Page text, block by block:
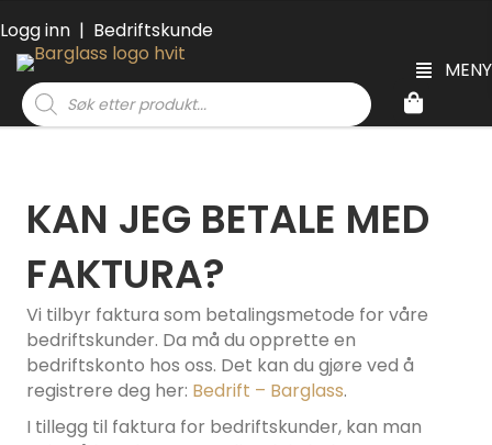
Logg inn | Bedriftskunde
MENY
Products
search
KAN JEG BETALE MED
FAKTURA?
Vi tilbyr faktura som betalingsmetode for våre
bedriftskunder. Da må du opprette en
bedriftskonto hos oss. Det kan du gjøre ved å
registrere deg her: Bedrift – Barglass.
I tillegg til faktura for bedriftskunder, kan man